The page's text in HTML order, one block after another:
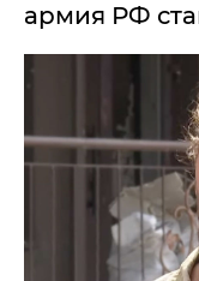
армия РФ